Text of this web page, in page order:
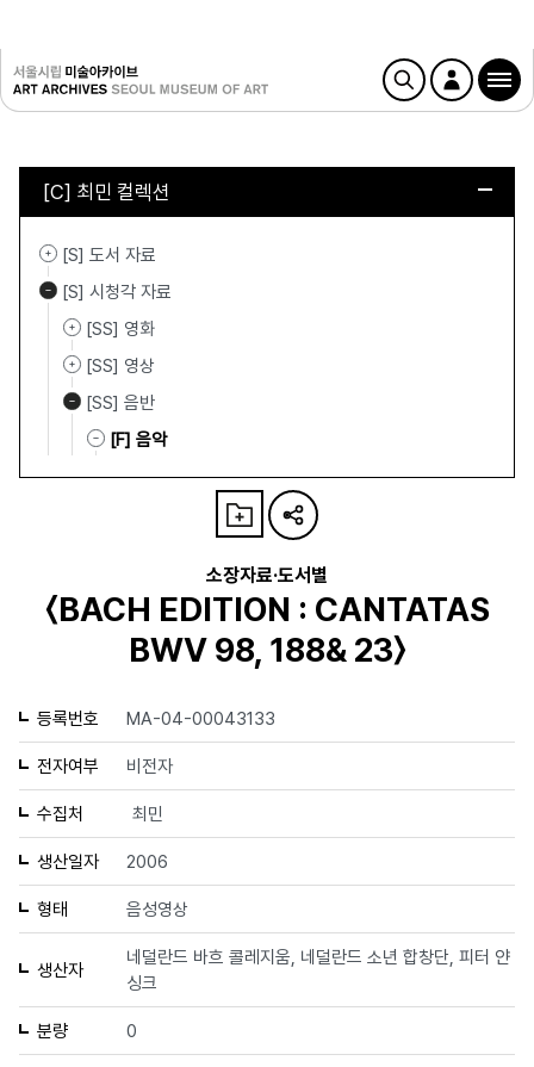
[C] 최민 컬렉션
[S] 도서 자료
[S] 시청각 자료
[SS] 영화
[SS] 영상
[SS] 음반
[F] 음악
소장자료·도서별
〈BACH EDITION : CANTATAS
BWV 98, 188& 23〉
등록번호 MA-04-00043133
전자여부 비전자
수집처 최민
생산일자 2006
형태 음성영상
생산자
네덜란드 바흐 콜레지움, 네덜란드 소년 합창단, 피터 얀
싱크
분량 0